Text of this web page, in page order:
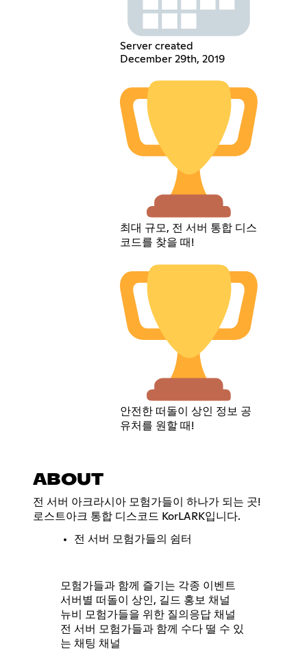
Server created
December 29th, 2019
최대 규모, 전 서버 통합 디스
코드를 찾을 때!
안전한 떠돌이 상인 정보 공
유처를 원할 때!
ABOUT
전 서버 아크라시아 모험가들이 하나가 되는 곳!
로스트아크 통합 디스코드 KorLARK입니다.
전 서버 모험가들의 쉼터
모험가들과 함께 즐기는 각종 이벤트
서버별 떠돌이 상인, 길드 홍보 채널
뉴비 모험가들을 위한 질의응답 채널
전 서버 모험가들과 함께 수다 떨 수 있
는 채팅 채널